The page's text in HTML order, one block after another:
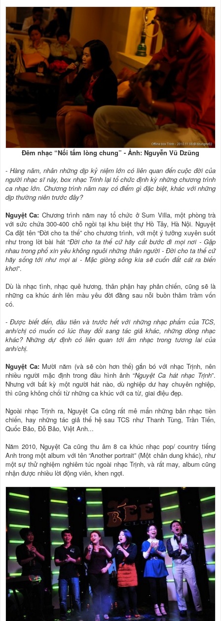
Ðêm nhạc “Nối tấm lòng chung” - Ảnh: Nguyễn Vũ Dzũng
- Hàng năm, nhân những dịp kỷ niệm lớn có liên quan đến cuộc đời của
người nhạc sĩ này, box nhạc Trinh lại tổ chức định kỳ những chương trình
ca nhạc lớn. Chương trình năm nay có điểm gì đặc biệt, khác với những
dịp thường niên trước đây?
Nguyệt Ca: Chương trình năm nay tổ chức ở Sum Villa, một phòng trà
với sức chứa 300-400 chỗ ngồi tại khu biệt thự Hồ Tây, Hà Nội. Nguyệt
Ca đặt tên “Đời cho ta thế” cho chương trình, với một ý tưởng xuyên suốt
như trong lời bài hát “Đời cho ta thế cứ hãy cất bước đi mọi nơi - Gặp
nhau trong phố xin yêu không nguôi những thân người - Đời cho ta thế cứ
hãy sống tới như mọi ai - Mặc giòng sông kia sẽ cuốn đất cát ra biển
khơi”.
Dù là nhạc tình, nhạc quê hương, thân phận hay phản chiến, cũng sẽ là
những ca khúc ánh lên màu yêu đời đằng sau nỗi buồn thâm trầm vốn
có.
- Ðược biết đến, đầu tiên và trước hết với những nhạc phẩm của TCS,
anh/chị có muốn có lúc thay đổi sang tác giả khác, những dòng nhạc
khác? Những dự định có liên quan tới âm nhạc trong tương lai của
anh/chị.
Nguyệt Ca:Mười năm (và sẽ còn hơn thế) gắn bó với nhạc Trịnh, nên
nhiều người mặc định trong đầu hình ảnh “Nguyệt Ca hát nhạc Trịnh”.
Nhưng với bất kỳ một người hát nào, dù nghiệp dư hay chuyên nghiệp,
thì cũng không chối từ những ca khúc với ca từ, giai điệu đẹp.
Ngoài nhạc Trịnh ra, Nguyệt Ca cũng rất mê mẩn những bản nhạc tiền
chiến, hay những tác giả thế hệ sau TCS như Thanh Tùng, Trần Tiến,
Quốc Bảo, Đỗ Bảo, Việt Anh...
Năm 2010, Nguyệt Ca cũng thu âm 8 ca khúc nhạc pop/ country tiếng
Anh trong một album với tên “Another portrait” (Một chân dung khác), như
một sự thử nghiệm nghiêm túc ngoài nhạc Trịnh, và rất may, album cũng
nhận được nhiều lời động viên, khen ngợi.